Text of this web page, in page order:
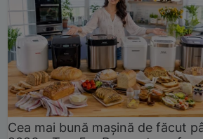
Cea mai bună mașină de făcut